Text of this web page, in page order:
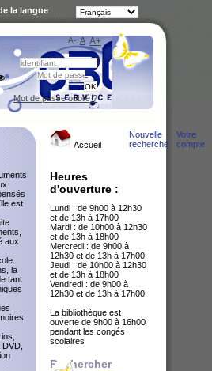
Accueil
Nouvelle
recherche
Votre
compte
Heures
d'ouverture :
Lundi : de 9h00 à 12h30
et de 13h à 17h00
Mardi : de 10h00 à 12h30
et de 13h à 18h00
Mercredi : de 9h00 à
12h30 et de 13h à 17h00
Jeudi : de 10h00 à 12h30
et de 13h à 18h00
Vendredi : de 9h00 à
12h30 et de 13h à 17h00
La bibliothèque est
ouverte de 9h00 à 16h00
pendant les congés
scolaires
Rechercher
est
aux
la
tant
A- A A+
la langue
Mot de passe oublié ?